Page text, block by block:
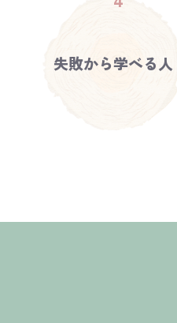
失敗から学べる人